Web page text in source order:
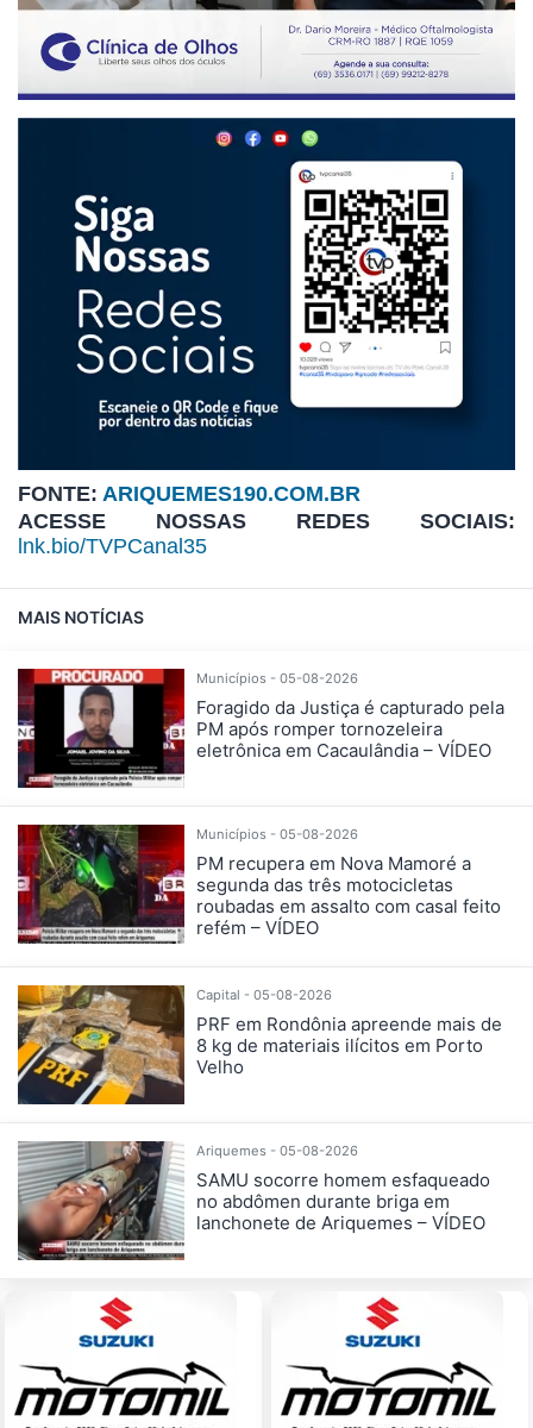
FONTE: ARIQUEMES190.COM.BR
ACESSE NOSSAS REDES SOCIAIS:
lnk.bio/TVPCanal35
MAIS NOTÍCIAS
Municípios - 05-08-2026
Foragido da Justiça é capturado pela
PM após romper tornozeleira
eletrônica em Cacaulândia – VÍDEO
Municípios - 05-08-2026
PM recupera em Nova Mamoré a
segunda das três motocicletas
roubadas em assalto com casal feito
refém – VÍDEO
Capital - 05-08-2026
PRF em Rondônia apreende mais de
8 kg de materiais ilícitos em Porto
Velho
Ariquemes - 05-08-2026
SAMU socorre homem esfaqueado
no abdômen durante briga em
lanchonete de Ariquemes – VÍDEO